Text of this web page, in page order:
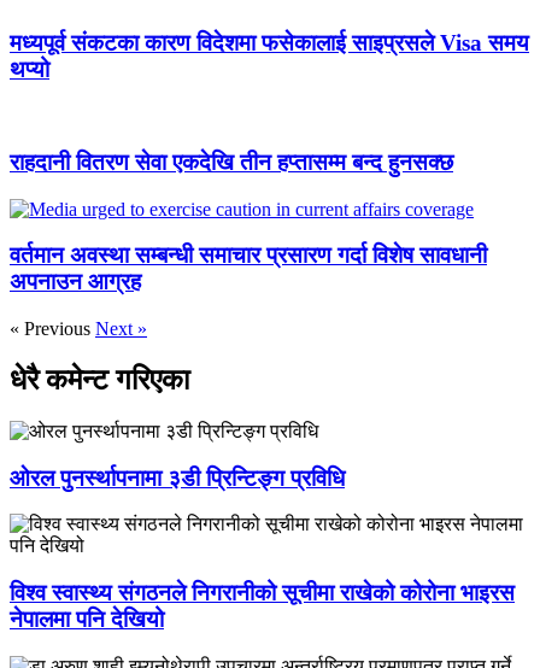
मध्यपूर्व संकटका कारण विदेशमा फसेकालाई साइप्रसले Visa समय
थप्यो
राहदानी वितरण सेवा एकदेखि तीन हप्तासम्म बन्द हुनसक्छ
वर्तमान अवस्था सम्बन्धी समाचार प्रसारण गर्दा विशेष सावधानी
अपनाउन आग्रह
« Previous Next »
धेरै कमेन्ट गरिएका
ओरल पुनर्स्थापनामा ३डी प्रिन्टिङ्ग प्रविधि
विश्व स्वास्थ्य संगठनले निगरानीको सूचीमा राखेको कोरोना भाइरस
नेपालमा पनि देखियो